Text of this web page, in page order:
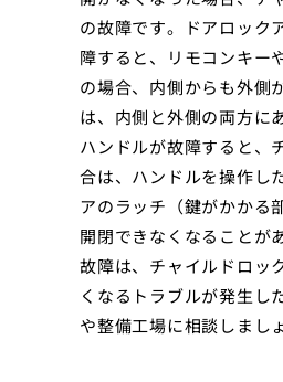
の故障です。ドアロック
障すると、リモコンキー
の場合、内側からも外側
は、内側と外側の両方に
ハンドルが故障すると、
合は、ハンドルを操作し
アのラッチ（鍵がかかる
開閉できなくなることが
故障は、チャイルドロッ
くなるトラブルが発生し
や整備工場に相談しまし